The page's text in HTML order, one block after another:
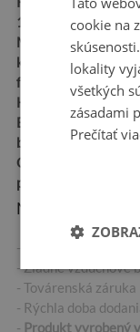
115x88 cm,
Materiál:
kanáliková fólia –
free“
Hrúbka:
100 µm
Ekologický
bezpečný pre
Odolná voči
poveternostným
Najdôležitejšie
- Vysoko kvalitná
- Žiadne vzduchové
- Továrenská záruka
- Rýchla doba
- Produkt vyrobený
cookie na
lokality
všetkých
zásadami
Prečítať